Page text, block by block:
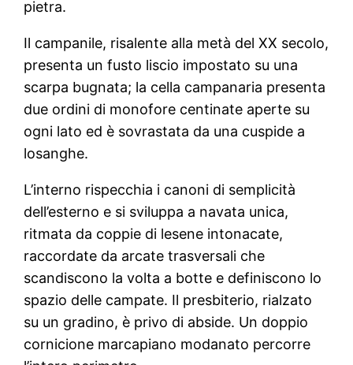
pietra.
Il campanile, risalente alla metà del XX secolo,
presenta un fusto liscio impostato su una
scarpa bugnata; la cella campanaria presenta
due ordini di monofore centinate aperte su
ogni lato ed è sovrastata da una cuspide a
losanghe.
L’interno rispecchia i canoni di semplicità
dell’esterno e si sviluppa a navata unica,
ritmata da coppie di lesene intonacate,
raccordate da arcate trasversali che
scandiscono la volta a botte e definiscono lo
spazio delle campate. Il presbiterio, rialzato
su un gradino, è privo di abside. Un doppio
cornicione marcapiano modanato percorre